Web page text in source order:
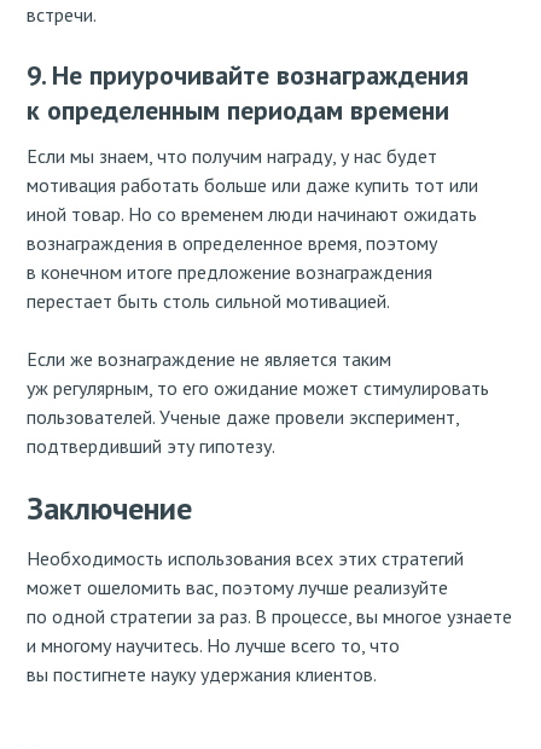
встречи.
9. Не приурочивайте вознаграждения
к определенным периодам времени
Если мы знаем, что получим награду, у нас будет
мотивация работать больше или даже купить тот или
иной товар. Но со временем люди начинают ожидать
вознаграждения в определенное время, поэтому
в конечном итоге предложение вознаграждения
перестает быть столь сильной мотивацией.
Если же вознаграждение не является таким
уж регулярным, то его ожидание может стимулировать
пользователей. Ученые даже провели эксперимент,
подтвердивший эту гипотезу.
Заключение
Необходимость использования всех этих стратегий
может ошеломить вас, поэтому лучше реализуйте
по одной стратегии за раз. В процессе, вы многое узнаете
и многому научитесь. Но лучше всего то, что
вы постигнете науку удержания клиентов.